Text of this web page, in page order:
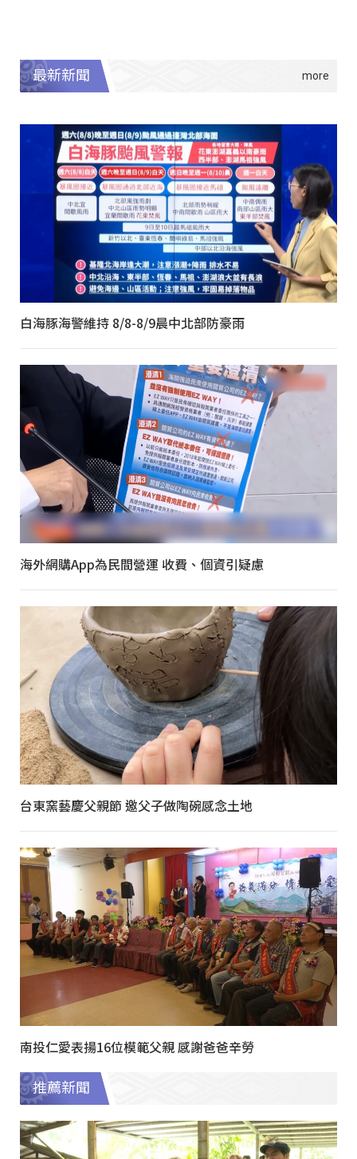
最新新聞
白海豚海警維持 8/8-8/9晨中北部防豪雨
海外網購App為民間營運 收費、個資引疑慮
台東窯藝慶父親節 邀父子做陶碗感念土地
南投仁愛表揚16位模範父親 感謝爸爸辛勞
推薦新聞